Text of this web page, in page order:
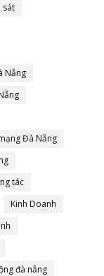
sát
Nẵng
Đà Nẵng
tác
Kinh Doanh
đà nẵng